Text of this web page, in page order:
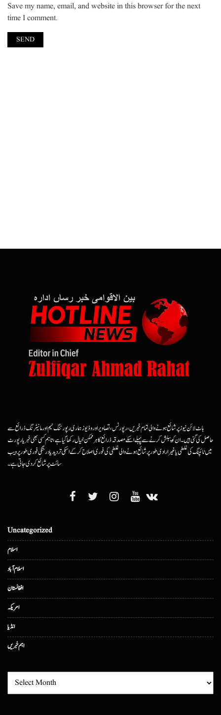
Save my name, email, and website in this browser for the next
time I comment.
ہاٹ لائن نیوز پر شائع ہونے والی تمام خبریں، رپورٹس، تصاویر اور وڈیوز ہماری رپورٹنگ ٹیم اور مانیٹرنگ ذرائع سے
حاصل کی گئی ہیں۔ ان کو پبلش کرنے سے پہلے اسکے مصدقہ ذرائع کا ہرممکن خیال رکھا گیا ہے، تاہم کسی بھی خبر یا رپورٹ
میں ٹائپنگ کی غلطی یا غیرارادی طور پر شائع ہونے والی غلطی کی فوری اصلاح کرکے اسکی تردید یا درستگی فوری طور پر ویب
سائٹ پر شائع کردی جاتی ہے۔
Uncategorized
اسلام
اسلام آباد
افغانستان
امریکہ
انڈیا
اہم خبریں